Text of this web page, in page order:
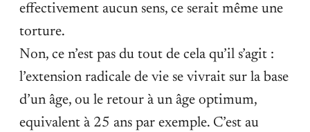
effectivement aucun sens, ce serait même une
torture.
Non, ce n’est pas du tout de cela qu’il s’agit :
l’extension radicale de vie se vivrait sur la base
d’un âge, ou le retour à un âge optimum,
equivalent à 25 ans par exemple. C’est au